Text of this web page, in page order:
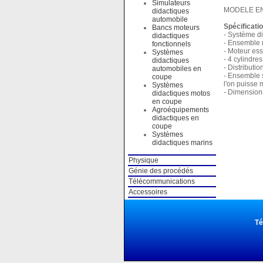
Simulateurs
didactiques
automobile
Bancs moteurs
didactiques
fonctionnels
Systèmes
didactiques
automobiles en
coupe
Systèmes
didactiques motos
en coupe
Agroéquipements
didactiques en
coupe
Systèmes
didactiques marins
Physique
Génie des procédés
Télécommunications
Accessoires
MODELE
- Système
- Ensemble
- Moteur
- 4
-
- Ensemble
l'on puisse
-